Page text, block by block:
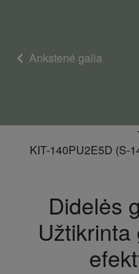
Ankstenė galia
KIT-140PU2E5D (S-
Didelės